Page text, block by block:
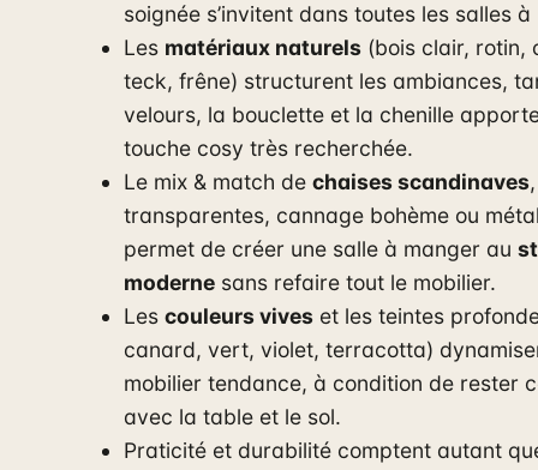
soignée s’invitent dans toutes les salles à
Les matériaux naturels (bois clair, rotin,
teck, frêne) structurent les ambiances,
velours, la bouclette et la chenille
touche cosy très recherchée.
Le mix & match de chaises scandinaves,
transparentes, cannage bohème ou
permet de créer une salle à manger au
modernesans refaire tout le mobilier.
Les couleurs vives et les teintes
canard, vert, violet, terracotta)
mobilier tendance, à condition de rester
avec la table et le sol.
Praticité et durabilité comptent autant